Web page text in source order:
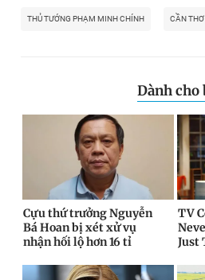
THỦ TƯỚNG PHẠM MINH CHÍNH CẦN THƠ